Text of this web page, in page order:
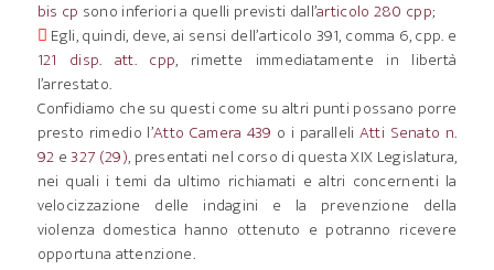
bis cp sono inferiori a quelli previsti dall’articolo 280 cpp;
 Egli, quindi, deve, ai sensi dell’articolo 391, comma 6, cpp. e
121 disp. att. cpp, rimette immediatamente in libertà
l’arrestato.
Confidiamo che su questi come su altri punti possano porre
presto rimedio l’Atto Camera 439 o i paralleli Atti Senato n.
92 e327 (29), presentati nel corso di questa XIX Legislatura,
nei quali i temi da ultimo richiamati e altri concernenti la
velocizzazione delle indagini e la prevenzione della
violenza domestica hanno ottenuto e potranno ricevere
opportuna attenzione.